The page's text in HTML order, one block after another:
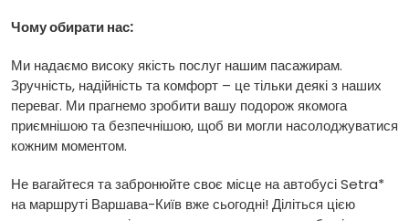
Чому обирати нас:
Ми надаємо високу якість послуг нашим пасажирам.
Зручність, надійність та комфорт – це тільки деякі з наших
переваг. Ми прагнемо зробити вашу подорож якомога
приємнішою та безпечнішою, щоб ви могли насолоджуватися
кожним моментом.
Не вагайтеся та забронюйте своє місце на автобусі Setra*
на маршруті Варшава-Київ вже сьогодні! Діліться цією